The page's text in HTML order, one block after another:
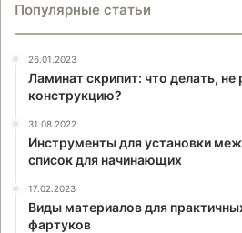
Популярные статьи
26.01.2023
Ламинат скрипит: что делать, не
конструкцию?
31.08.2022
Инструменты для установки
список для начинающих
17.02.2023
Виды материалов для
фартуков